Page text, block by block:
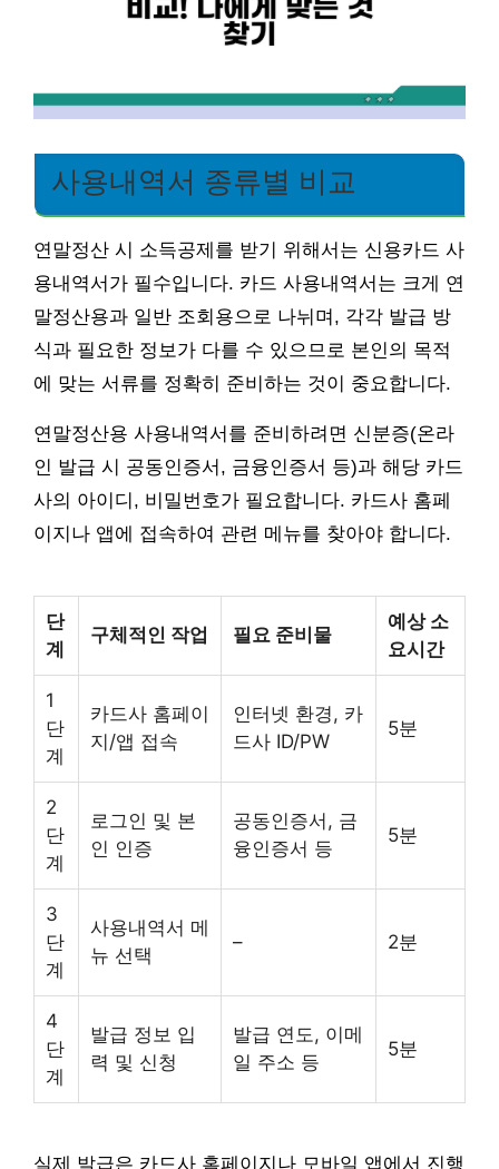
사용내역서 종류별 비교
연말정산 시 소득공제를 받기 위해서는 신용카드 사
용내역서가 필수입니다. 카드 사용내역서는 크게 연
말정산용과 일반 조회용으로 나뉘며, 각각 발급 방
식과 필요한 정보가 다를 수 있으므로 본인의 목적
에 맞는 서류를 정확히 준비하는 것이 중요합니다.
연말정산용 사용내역서를 준비하려면 신분증(온라
인 발급 시 공동인증서, 금융인증서 등)과 해당 카드
사의 아이디, 비밀번호가 필요합니다. 카드사 홈페
이지나 앱에 접속하여 관련 메뉴를 찾아야 합니다.
단
계
구체적인 작업 필요 준비물
예상 소
요시간
1
단
계
카드사 홈페이
지/앱 접속
인터넷 환경, 카
드사 ID/PW
5분
2
단
계
로그인 및 본
인 인증
공동인증서, 금
융인증서 등
5분
3
단
계
사용내역서 메
뉴 선택
– 2분
4
단
계
발급 정보 입
력 및 신청
발급 연도, 이메
일 주소 등
5분
실제 발급은 카드사 홈페이지나 모바일 앱에서 진행